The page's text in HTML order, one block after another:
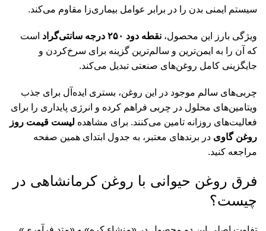
سیستم ایمنی بدن را در برابر عوامل بیماری‌زا مقاوم می‌کند.
ویژگی بارز این محصول، نقطه دود ۲۵۰ درجه سانتی‌گراد
است
که آن را به ایمن‌ترین و سالم‌ترین گزینه برای سرخ‌کردن و
جایگزینی کامل روغن‌های صنعتی تبدیل می‌کند.
چربی‌های سالم موجود در این روغن، بستری ایده‌آل برای جذب
ویتامین‌های محلول در چربی فراهم کرده و انرژی پایداری را برای
فعالیت‌های روزانه تامین می‌کنند. برای مشاهده لیست قیمت روز
روغن گاوی در برندهای معتبر، به جدول ابتدای همین صفحه
مراجعه کنید.
فرق روغن حیوانی با روغن کرمانشاهی در
چیست؟